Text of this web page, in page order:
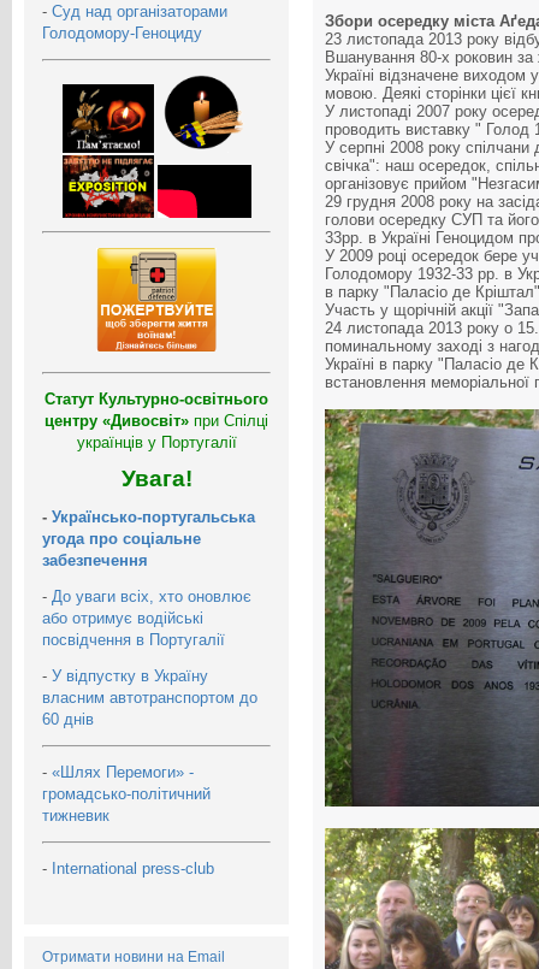
- Суд над організаторами
Голодомору-Геноциду
Статут Культурно-освітнього
центру «Дивосвіт» при Спілці
українців у Португалії
Увага!
- Українсько-португальська
угода про соціальне
забезпечення
- До уваги всіх, хто оновлює
або отримує водійські
посвідчення в Португалії
- У відпустку в Україну
власним автотранспортом до
60 днів
- «Шлях Перемоги» -
громадсько-політичний
тижневик
- International press-club
Отримати новини на Email
Збори осередку міста
23 листопада 2013 року
Вшанування 80-х роковин
Україні відзначене
мовою. Деякі сторінки цієї
У листопаді 2007 року
проводить виставку " Голод
У серпні 2008 року спілчани
свічка": наш осередок,
організовує прийом
29 грудня 2008 року на
голови осередку СУП та
33рр. в Україні Геноцидом
У 2009 році осередок бере
Голодомору 1932-33 рр. в
в парку "Паласіо де
Участь у щорічній акції
24 листопада 2013 року о
поминальному заході з
Україні в парку "Паласіо де
встановлення меморіальної